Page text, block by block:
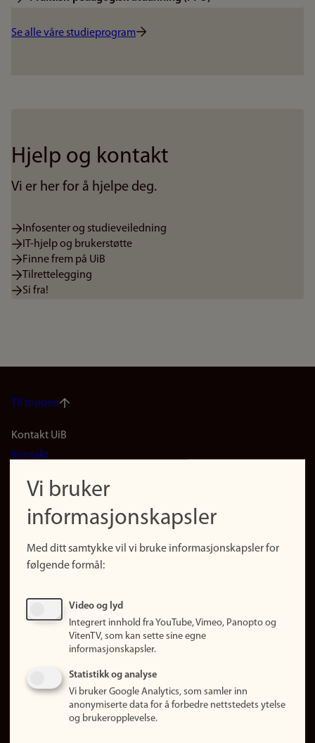
Se alle våre studieprogram
Hjelp og kontakt
Vi er her for å hjelpe deg.
Infosenter og studieveiledning
IT-hjelp og brukerstøtte
Finne frem på UiB
Tilrettelegging
Si fra!
Til toppen
Footer
(no)
Kontakt UiB
Kontakt
Finn forsker
Presse
Finn studier
Ledige stillinger
Om nettstedet
Informasjonskapsler
Vi bruker
informasjonskapsler
Med ditt samtykke vil vi bruke informasjonskapsler for
følgende formål:
Video og lyd
Integrert innhold fra YouTube, Vimeo, Panopto og
VitenTV, som kan sette sine egne
informasjonskapsler.
Statistikk og analyse
Vi bruker Google Analytics, som samler inn
anonymiserte data for å forbedre nettstedets ytelse
og brukeropplevelse.